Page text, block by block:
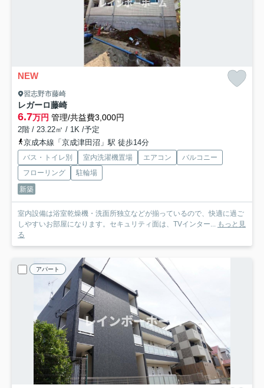
NEW
習志野市藤崎
レガーロ藤崎
6.7万円 管理/共益費3,000円
2階 / 23.22㎡ / 1K /予定
京成本線「京成津田沼」駅 徒歩14分
バス・トイレ別 室内洗濯機置場 エアコン
バルコニー
フローリング
駐輪場
新築
室内設備は浴室乾燥機・洗面所独立などが揃っているので、快適に過ご
しやすいお部屋になります。セキュリティ面は、TVインター... もっと見
る
アパート